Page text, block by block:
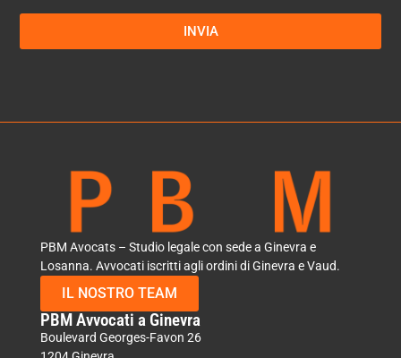
INVIA
PBM Avocats – Studio legale con sede a Ginevra e
Losanna. Avvocati iscritti agli ordini di Ginevra e Vaud.
IL NOSTRO TEAM
PBM Avvocati a Ginevra
Boulevard Georges-Favon 26